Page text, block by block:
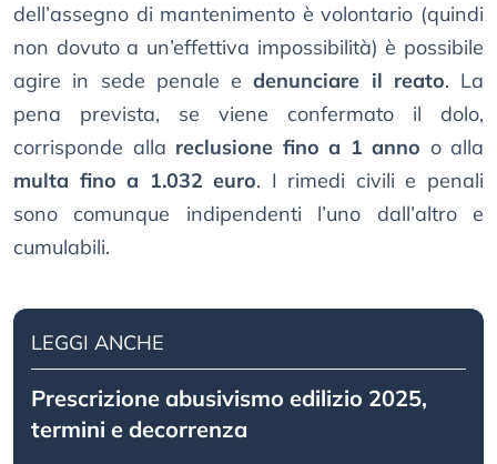
dell’assegno di mantenimento è volontario (quindi
non dovuto a un’effettiva impossibilità) è possibile
agire in sede penale edenunciare il reato. La
pena prevista, se viene confermato il dolo,
corrisponde alla reclusione fino a 1 anno o alla
multa fino a 1.032 euro. I rimedi civili e penali
sono comunque indipendenti l’uno dall’altro e
cumulabili.
LEGGI ANCHE
Prescrizione abusivismo edilizio 2025,
termini e decorrenza